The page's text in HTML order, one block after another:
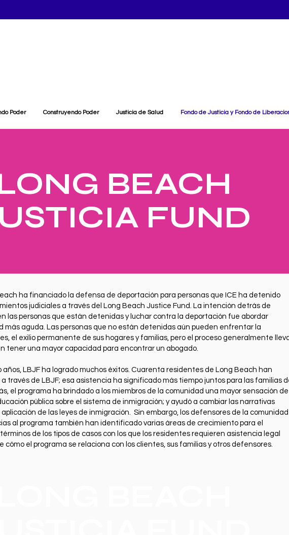
Poder Construyendo Poder Justicia de Salud Fondo de Justicia y Fondo de
BEACH
FUND
ha financiado la defensa de deportación para personas que ICE ha detenido
judiciales a través del Long Beach Justice Fund. La intención detrás de
las personas que están detenidas y luchar contra la deportación fue abordar
más aguda. Las personas que no están detenidas aún pueden enfrentar la
el exilio permanente de sus hogares y familias, pero el proceso generalmente
tener una mayor capacidad para encontrar un abogado.
años, LBJF ha logrado muchos éxitos. Cuarenta residentes de Long Beach han
través de LBJF; esa asistencia ha significado más tiempo juntos para las familias
el programa ha brindado a los miembros de la comunidad una mayor sensación de
pública sobre el sistema de inmigración; y ayudó a cambiar las narrativas
de las leyes de inmigración. Sin embargo, los defensores de la comunidad
al programa también han identificado varias áreas de crecimiento para el
de los tipos de casos con los que los residentes requieren asistencia legal
cómo el programa se relaciona con los clientes, sus familias y otros defensores.